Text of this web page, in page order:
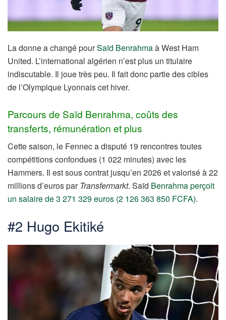
La donne a changé pourSaïd Benrahmaà West Ham
United. L’international algérien n’est plus un titulaire
indiscutable. Il joue très peu. Il fait donc partie des cibles
de l’Olympique Lyonnais cet hiver.
Parcours de Saïd Benrahma, coûts des
transferts, rémunération et plus
Cette saison, le Fennec a disputé 19 rencontres toutes
compétitions confondues (1 022 minutes) avec les
Hammers. Il est sous contrat jusqu’en 2026 et valorisé à 22
millions d’euros par Transfermarkt. Saïd Benrahma perçoit
un salaire de 3 271 329 euros (2 126 363 850 FCFA).
#2 Hugo Ekitiké